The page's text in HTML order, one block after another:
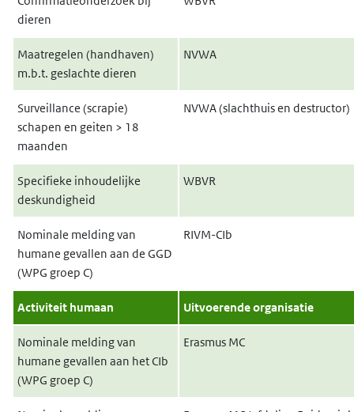
dieren
Maatregelen (handhaven)
m.b.t. geslachte dieren
NVWA
Surveillance (scrapie)
schapen en geiten > 18
maanden
NVWA (slachthuis en destructor)
Specifieke inhoudelijke
deskundigheid
WBVR
Nominale melding van
humane gevallen aan de GGD
(WPG groep C)
RIVM-CIb
Activiteit humaan Uitvoerende organisatie
Nominale melding van
humane gevallen aan het CIb
(WPG groep C)
Erasmus MC